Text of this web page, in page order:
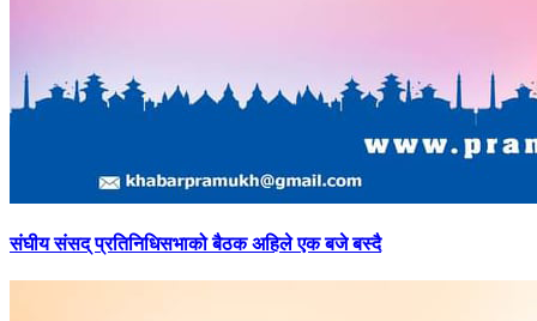
संघीयसंसद् प्रतिनिधिसभाको बैठक अहिले एक बजे बस्दै